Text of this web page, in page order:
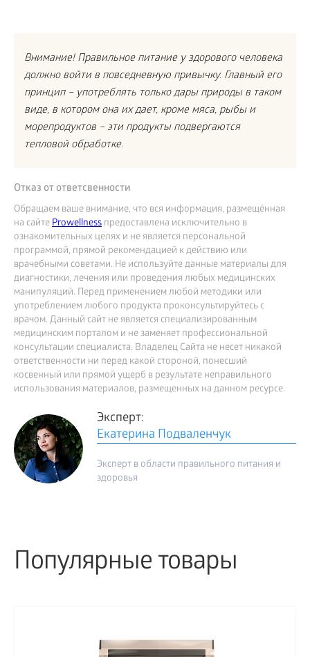
Внимание! Правильное питание у здорового человека
должно войти в повседневную привычку. Главный его
принцип – употреблять только дары природы в таком
виде, в котором она их дает, кроме мяса, рыбы и
морепродуктов – эти продукты подвергаются
тепловой обработке.
Отказ от ответсвенности
Обращаем ваше внимание, что вся информация, размещённая
на сайтеProwellness предоставлена исключительно в
ознакомительных целях и не является персональной
программой, прямой рекомендацией к действию или
врачебными советами. Не используйте данные материалы для
диагностики, лечения или проведения любых медицинских
манипуляций. Перед применением любой методики или
употреблением любого продукта проконсультируйтесь с
врачом. Данный сайт не является специализированным
медицинским порталом и не заменяет профессиональной
консультации специалиста. Владелец Сайта не несет никакой
ответственности ни перед какой стороной, понесший
косвенный или прямой ущерб в результате неправильного
использования материалов, размещенных на данном ресурсе.
Эксперт:
Екатерина Подваленчук
Эксперт в области правильного питания и
здоровья
Популярные товары